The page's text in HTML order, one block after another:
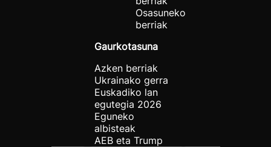
Osasuneko
berriak
Gaurkotasuna
Azken berriak
Ukrainako gerra
Euskadiko lan
egutegia 2026
Eguneko
albisteak
AEB eta Trump